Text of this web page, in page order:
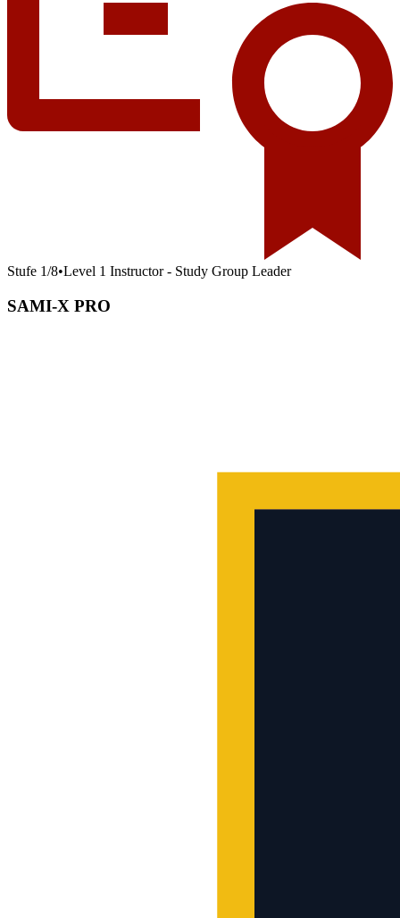
Stufe 1/8•Level 1 Instructor - Study Group Leader
SAMI-X PRO